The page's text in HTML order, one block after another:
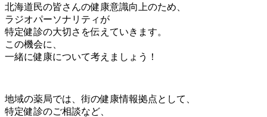
北海道民の皆さんの健康意識向上のため、
ラジオパーソナリティが
特定健診の大切さを伝えていきます。
この機会に、
一緒に健康について考えましょう！
地域の薬局では、街の健康情報拠点として、
特定健診のご相談など、